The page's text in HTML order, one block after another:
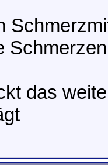
das